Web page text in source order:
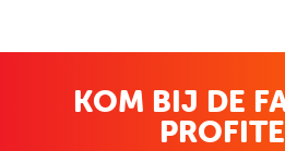
KOM BIJ DE